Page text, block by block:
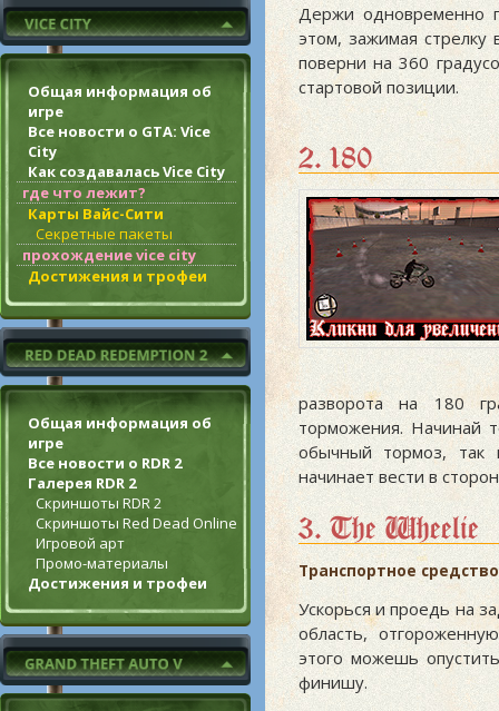
Общая информация об
игре
Все новости о GTA: Vice
City
Как создавалась Vice City
где что лежит?
Карты Вайс-Сити
Секретные пакеты
прохождение vice city
Достижения и трофеи
Общая информация об
игре
Все новости о RDR 2
Галерея RDR 2
Скриншоты RDR 2
Скриншоты Red Dead Online
Игровой арт
Промо-материалы
Достижения и трофеи
Держи одновременно
этом, зажимая
поверни на 360
стартовой позиции.
2. 180
разворота на 180
торможения. Начинай
обычный тормоз, так
начинает вести в
3. The Wheelie
Транспортное
Ускорься и проедь на
область,
этого можешь
финишу.